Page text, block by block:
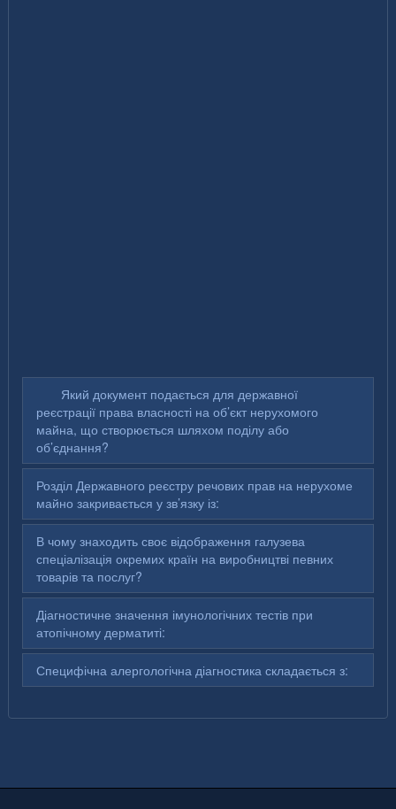
Який документ подається для державної
реєстрації права власності на об’єкт нерухомого
майна, що створюється шляхом поділу або
об’єднання?
Розділ Державного реєстру речових прав на нерухоме
майно закривається у зв’язку із:
В чому знаходить своє відображення галузева
спеціалізація окремих країн на виробництві певних
товарів та послуг?
Діагностичне значення імунологічних тестів при
атопічному дерматиті:
Специфічна алергологічна діагностика складається з: